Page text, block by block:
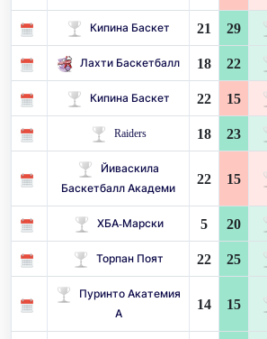
Кипина Баскет 21 29
Лахти Баскетбалл 18 22
Кипина Баскет 22 15
Raiders 18 23
Йиваскила
Баскетбалл Академи
22 15
ХБА-Марски 5 20
Торпан Поят 22 25
Пуринто Акатемия
А
14 15